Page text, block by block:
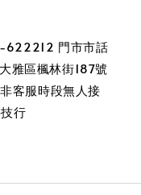
622212 門市市話
區楓林街187號
客服時段無人接
行